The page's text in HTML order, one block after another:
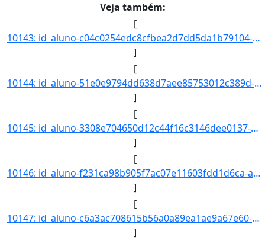
Veja também:
[
10143: id_aluno-c04c0254edc8cfbea2d7dd5da1b79104-aa_ingresso-2021-cd_curso-97-nm_qsl--nr_ch--nr_cr--nr_indi]
]
[
10144: id_aluno-51e0e9794dd638d7aee85753012c389d-aa_ingresso-2021-cd_curso-97-nm_qsl--nr_ch--nr_cr--nr_indi]
]
[
10145: id_aluno-3308e704650d12c44f16c3146dee0137-aa_ingresso-2021-cd_curso-97-nm_qsl--nr_ch--nr_cr--nr_indi]
]
[
10146: id_aluno-f231ca98b905f7ac07e11603fdd1d6ca-aa_ingresso-2021-cd_curso-97-nm_qsl--nr_ch--nr_cr--nr_indi]
]
[
10147: id_aluno-c6a3ac708615b56a0a89ea1ae9a67e60-aa_ingresso-2021-cd_curso-97-nm_qsl--nr_ch--nr_cr--nr_indi]
]